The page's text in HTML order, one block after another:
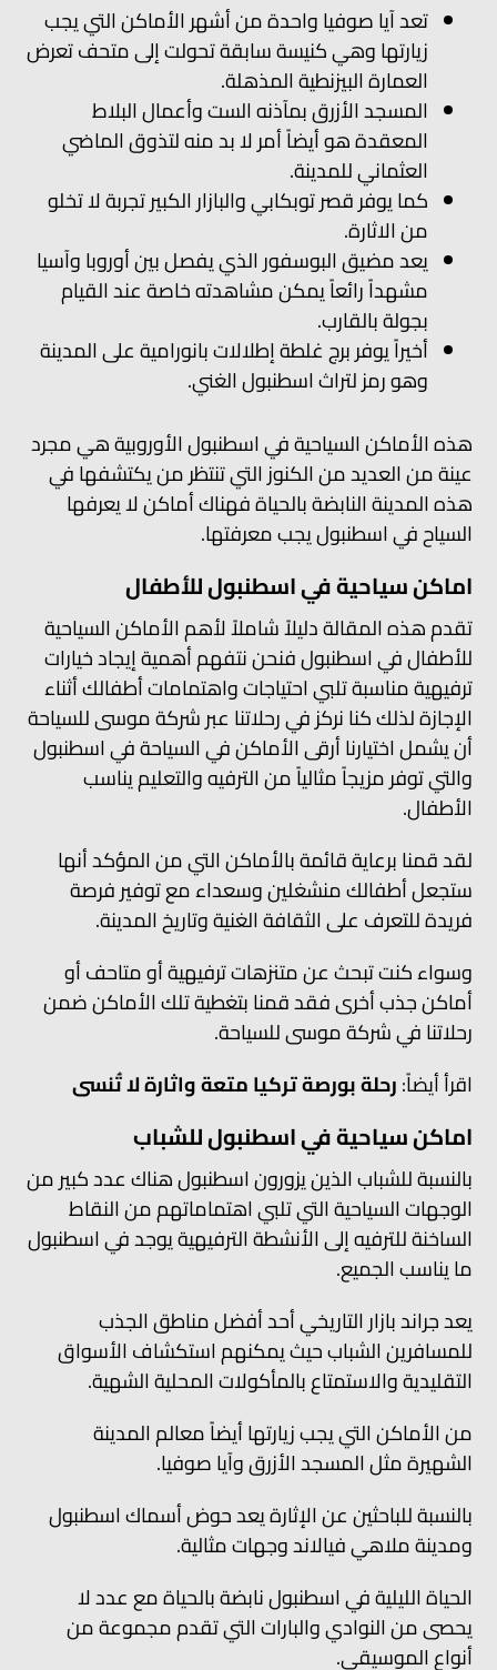
تعد آيا صوفيا واحدة من أشهر الأماكن التي يجب
زيارتها وهي كنيسة سابقة تحولت إلى متحف تعرض
العمارة البيزنطية المذهلة.
المسجد الأزرق بمآذنه الست وأعمال البلاط
المعقدة هو أيضاً أمر لا بد منه لتذوق الماضي
العثماني للمدينة.
كما يوفر قصر توبكابي والبازار الكبير تجربة لا تخلو
من الاثارة.
يعد مضيق البوسفور الذي يفصل بين أوروبا وآسيا
مشهداً رائعاً يمكن مشاهدته خاصة عند القيام
بجولة بالقارب.
أخيراً يوفر برج غلطة إطلالات بانورامية على المدينة
وهو رمز لتراث اسطنبول الغني.
هذه الأماكن السياحية في اسطنبول الأوروبية هي مجرد
عينة من العديد من الكنوز التي تنتظر من يكتشفها في
هذه المدينة النابضة بالحياة فهناك أماكن لا يعرفها
السياح في اسطنبول يجب معرفتها.
اماكن سياحية في اسطنبول للأطفال
تقدم هذه المقالة دليلاً شاملاً لأهم الأماكن السياحية
للأطفال في اسطنبول فنحن نتفهم أهمية إيجاد خيارات
ترفيهية مناسبة تلبي احتياجات واهتمامات أطفالك أثناء
الإجازة لذلك كنا نركز في رحلاتنا عبر شركة موسى للسياحة
أن يشمل اختيارنا أرقى الأماكن في السياحة في اسطنبول
والتي توفر مزيجاً مثالياً من الترفيه والتعليم يناسب
الأطفال.
لقد قمنا برعاية قائمة بالأماكن التي من المؤكد أنها
ستجعل أطفالك منشغلين وسعداء مع توفير فرصة
فريدة للتعرف على الثقافة الغنية وتاريخ المدينة.
وسواء كنت تبحث عن متنزهات ترفيهية أو متاحف أو
أماكن جذب أخرى فقد قمنا بتغطية تلك الأماكن ضمن
رحلاتنا في شركة موسى للسياحة.
اقرأ أيضاً:رحلة بورصة تركيا متعة واثارة لا تُنسى
‌اماكن سياحية في اسطنبول للشباب
بالنسبة للشباب الذين يزورون اسطنبول هناك عدد كبير من
الوجهات السياحية التي تلبي اهتماماتهم من النقاط
الساخنة للترفيه إلى الأنشطة الترفيهية يوجد في اسطنبول
ما يناسب الجميع.
يعد جراند بازار التاريخي أحد أفضل مناطق الجذب
للمسافرين الشباب حيث يمكنهم استكشاف الأسواق
التقليدية والاستمتاع بالمأكولات المحلية الشهية.
من الأماكن التي يجب زيارتها أيضاً معالم المدينة
الشهيرة مثل المسجد الأزرق وآيا صوفيا.
بالنسبة للباحثين عن الإثارة يعد حوض أسماك اسطنبول
ومدينة ملاهي فيالاند وجهات مثالية.
الحياة الليلية في اسطنبول نابضة بالحياة مع عدد لا
يحصى من النوادي والبارات التي تقدم مجموعة من
أنواع الموسيقى.